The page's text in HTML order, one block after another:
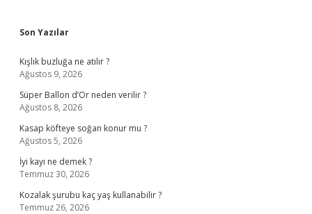
Sidebar
Son Yazılar
Kışlık buzluğa ne atılır ?
Ağustos 9, 2026
Süper Ballon d’Or neden verilir ?
Ağustos 8, 2026
Kasap köfteye soğan konur mu ?
Ağustos 5, 2026
İyi kayı ne demek ?
Temmuz 30, 2026
Kozalak şurubu kaç yaş kullanabilir ?
Temmuz 26, 2026